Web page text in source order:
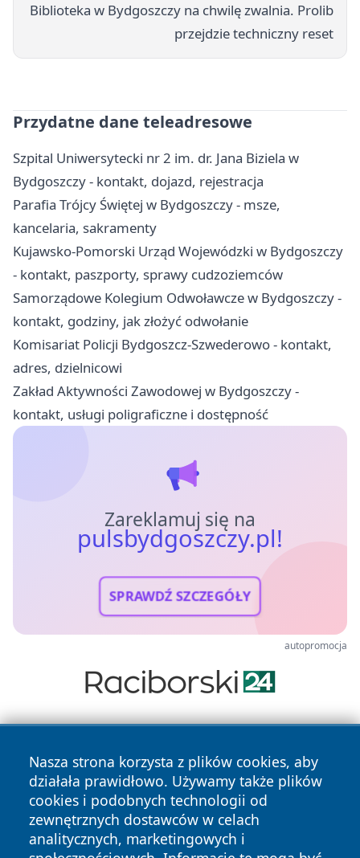
Biblioteka w Bydgoszczy na chwilę zwalnia. Prolib
przejdzie techniczny reset
Przydatne dane teleadresowe
Szpital Uniwersytecki nr 2 im. dr. Jana Biziela w
Bydgoszczy - kontakt, dojazd, rejestracja
Parafia Trójcy Świętej w Bydgoszczy - msze,
kancelaria, sakramenty
Kujawsko-Pomorski Urząd Wojewódzki w Bydgoszczy
- kontakt, paszporty, sprawy cudzoziemców
Samorządowe Kolegium Odwoławcze w Bydgoszczy -
kontakt, godziny, jak złożyć odwołanie
Komisariat Policji Bydgoszcz-Szwederowo - kontakt,
adres, dzielnicowi
Zakład Aktywności Zawodowej w Bydgoszczy -
kontakt, usługi poligraficzne i dostępność
Zareklamuj się na
pulsbydgoszczy.pl!
SPRAWDŹ SZCZEGÓŁY
autopromocja
Nasza strona korzysta z plików cookies, aby
działała prawidłowo. Używamy także plików
cookies i podobnych technologii od
zewnętrznych dostawców w celach
analitycznych, marketingowych i
Copyright © 2026 pulsbydgoszczy.pl Wszystkie prawa
zastrzeżone.